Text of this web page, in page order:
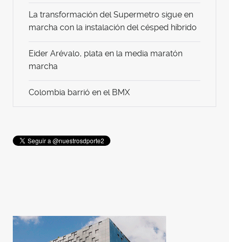
La transformación del Supermetro sigue en
marcha con la instalación del césped híbrido
Eider Arévalo, plata en la media maratón
marcha
Colombia barrió en el BMX